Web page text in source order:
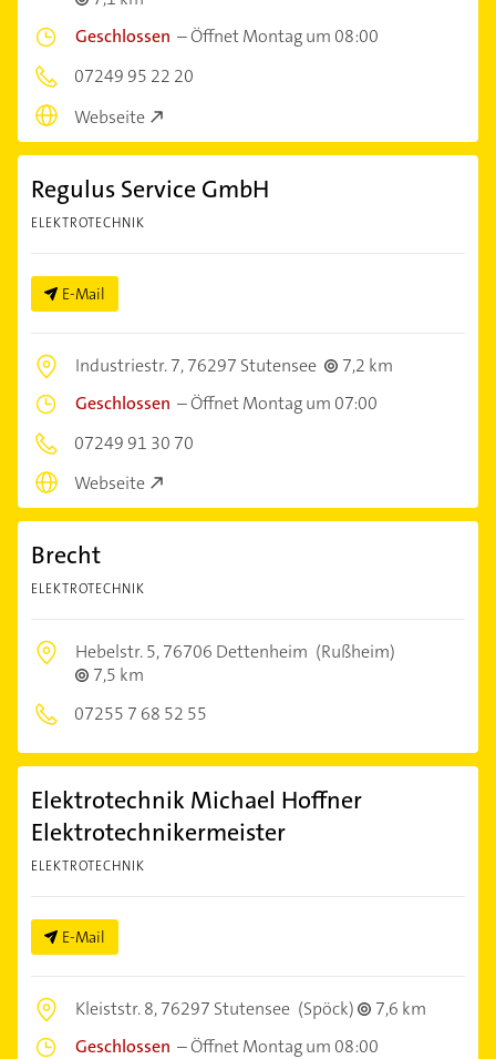
Geschlossen –Öffnet Montag um 08:00
07249 95 22 20
Webseite
Regulus Service GmbH
ELEKTROTECHNIK
E-Mail
Industriestr. 7,76297 Stutensee
7,2 km
Geschlossen –Öffnet Montag um 07:00
07249 91 30 70
Webseite
Brecht
ELEKTROTECHNIK
Hebelstr. 5,76706 Dettenheim (Rußheim)
7,5 km
07255 7 68 52 55
Elektrotechnik Michael Hoffner
Elektrotechnikermeister
ELEKTROTECHNIK
E-Mail
Kleiststr. 8,76297 Stutensee (Spöck)
7,6 km
Geschlossen –Öffnet Montag um 08:00